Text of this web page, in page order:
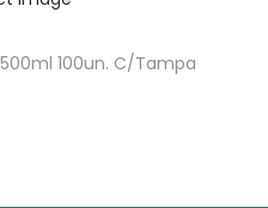
100un. C/Tampa